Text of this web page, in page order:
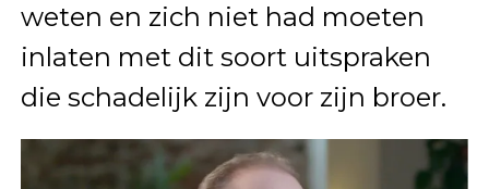
weten en zich niet had moeten
inlaten met dit soort uitspraken
die schadelijk zijn voor zijn broer.